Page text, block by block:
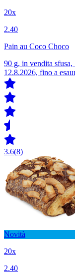
20x
2.40
Pain au Coco Choco
90 g, in vendita
12.8.2026, fino a
3.6(8)
Novità
20x
2.40